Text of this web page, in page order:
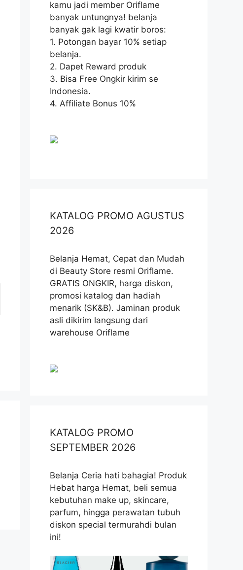
kamu jadi member Oriflame
banyak untungnya! belanja
banyak gak lagi kwatir boros:
1. Potongan bayar 10% setiap
belanja.
2. Dapet Reward produk
3. Bisa Free Ongkir kirim se
Indonesia.
4. Affiliate Bonus 10%
KATALOG PROMO AGUSTUS
2026
Belanja Hemat, Cepat dan Mudah
di Beauty Store resmi Oriflame.
GRATIS ONGKIR, harga diskon,
promosi katalog dan hadiah
menarik (SK&B). Jaminan produk
asli dikirim langsung dari
warehouse Oriflame
KATALOG PROMO
SEPTEMBER 2026
Belanja Ceria hati bahagia! Produk
Hebat harga Hemat, beli semua
kebutuhan make up, skincare,
parfum, hingga perawatan tubuh
diskon special termurahdi bulan
ini!